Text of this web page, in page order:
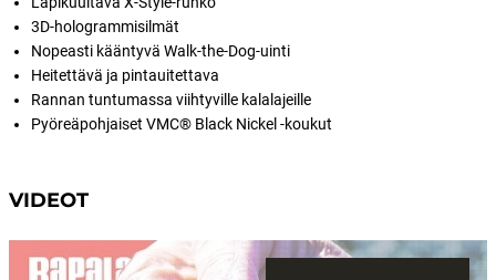
3D-hologrammisilmät
Nopeasti kääntyvä Walk-the-Dog-uinti
Heitettävä ja pintauitettava
Rannan tuntumassa viihtyville kalalajeille
Pyöreäpohjaiset VMC® Black Nickel -koukut
VIDEOT